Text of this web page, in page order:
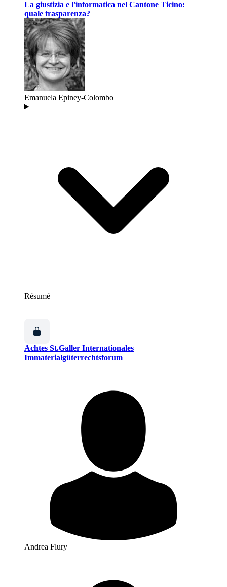
La giustizia e l'informatica nel Cantone Ticino:
quale trasparenza?
Emanuela Epiney-Colombo
Résumé
Achtes St.Galler Internationales
Immaterialgüterrechtsforum
Andrea Flury